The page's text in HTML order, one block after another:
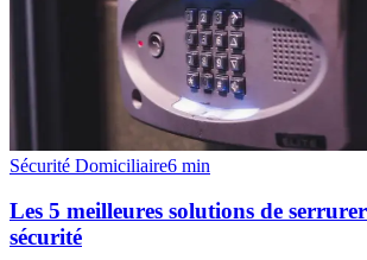
Sécurité Domiciliaire6 min
Les 5 meilleures solutions de
sécurité